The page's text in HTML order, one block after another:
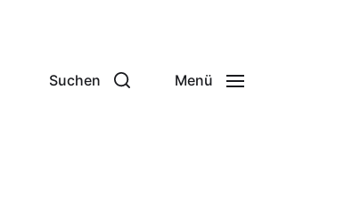
Suchen Menü